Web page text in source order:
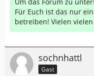
Für Euch ist das nur
betreiben! Vielen vielen
sochnhattl
Gast